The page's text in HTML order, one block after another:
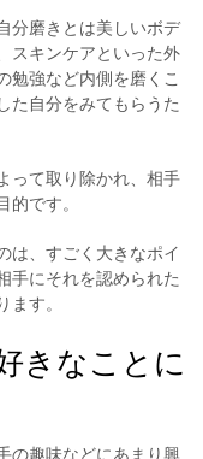
分磨きとは美しいボデ
スキンケアといった外
勉強など内側を磨くこ
た自分をみてもらうた
って取り除かれ、相手
です。
は、すごく大きなポイ
手にそれを認められた
す。
きなことに
の趣味などにあまり興